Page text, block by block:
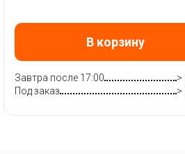
В корзину
Завтра после 17:00
>
Под заказ
>